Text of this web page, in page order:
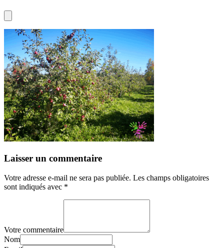
Laisser un commentaire
Votre adresse e-mail ne sera pas publiée. Les champs obligatoires
sont indiqués avec *
Votre commentaire
Nom